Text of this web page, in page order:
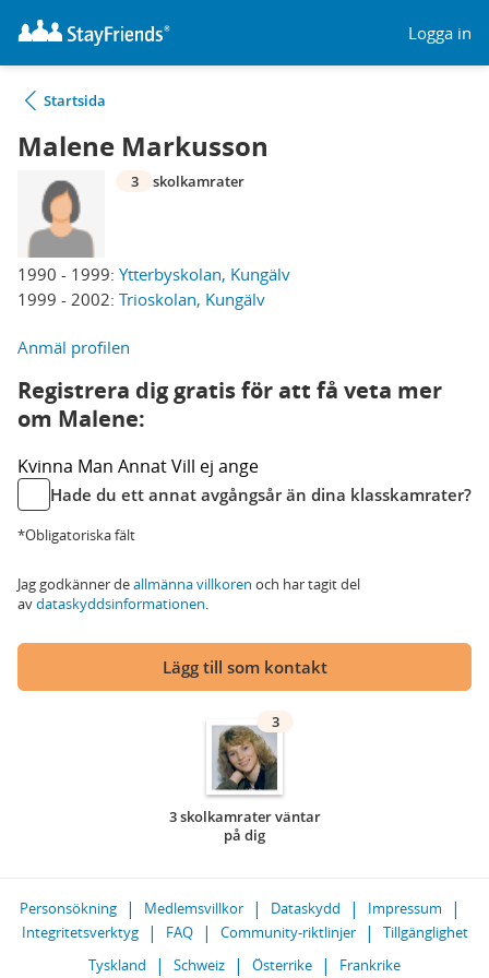
Logga in
Startsida
Malene Markusson
1990 - 1999: Ytterbyskolan, Kungälv
1999 - 2002: Trioskolan, Kungälv
3 skolkamrater
Anmäl profilen
Registrera dig gratis för att få veta mer
om Malene:
Kvinna Man AnnatVill ej ange
Hade du ett annat avgångsår än dina klasskamrater?
*Obligatoriska fält
Jag godkänner deallmänna villkoren och har tagit del
avdataskyddsinformationen.
Lägg till som kontakt
3
3 skolkamrater väntar
på dig
Personsökning Medlemsvillkor Dataskydd
Impressum
Integritetsverktyg
FAQ Community-riktlinjer
Tillgänglighet
Tyskland
Schweiz Österrike Frankrike